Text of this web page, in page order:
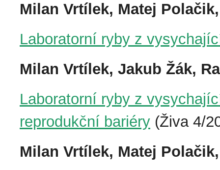
Milan Vrtílek, Matej
Laboratorní ryby z
Milan Vrtílek, Jakub Žák,
Laboratorní ryby z
reprodukční bariéry (Živa 4/
Milan Vrtílek, Matej